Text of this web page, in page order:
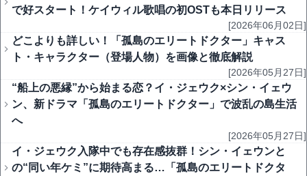
で好スタート！ケイウィル歌唱の初OSTも本日リリース
[2026年06月02日]
どこよりも詳しい！「孤島のエリートドクター」キャス
ト・キャラクター（登場人物）を画像と徹底解説
[2026年05月27日]
“船上の悪縁”から始まる恋？イ・ジェウク×シン・イェウ
ン、新ドラマ「孤島のエリートドクター」で波乱の島生活
へ
[2026年05月27日]
イ・ジェウク入隊中でも存在感抜群！シン・イェウンと
の“同い年ケミ”に期待高まる…「孤島のエリートドクタ